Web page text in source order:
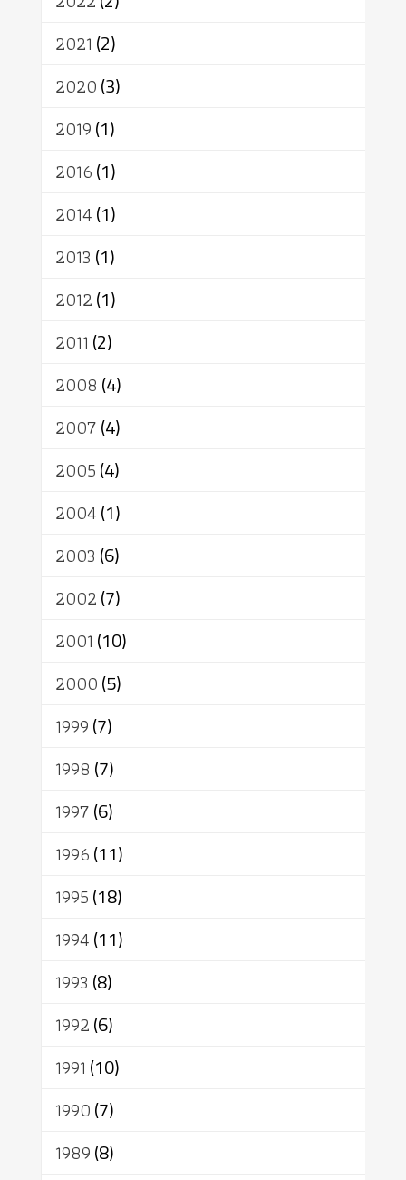
อัตถะ
เทวดา
2021 (2)
2020(3)
2019(1)
2016(1)
2014(1)
2013 (1)
2012(1)
2011 (2)
2008 (4)
2007(4)
2005(4)
2004(1)
2003 (6)
2002(7)
2001 (10)
2000(5)
1999(7)
1998 (7)
1997(6)
1996(11)
1995(18)
1994(11)
1993 (8)
1992(6)
1991 (10)
1990(7)
1989(8)